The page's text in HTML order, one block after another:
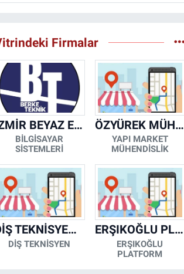
Firmalar
İZMİR BEYAZ EŞYA KLİMA KOMBİ SERVİSİ
BİLGİSAYAR
SİSTEMLERİ
ÖZYÜREK MÜHENDİSLİK
YAPI MARKET
MÜHENDİSLİK
DİŞ TEKNİSYENİ- MESUT KORKMAZ
DİŞ TEKNİSYEN
ERŞIKOĞLU PLATFORM
ERŞIKOĞLU
PLATFORM